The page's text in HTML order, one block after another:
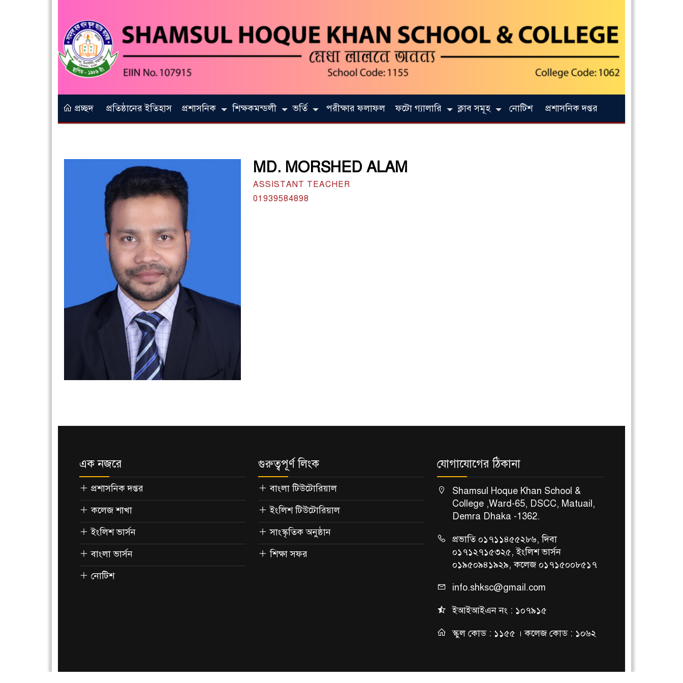
প্রচ্ছদ প্রতিষ্ঠানের ইতিহাস প্রশাসনিক শিক্ষকমন্ডলী ভর্তি পরীক্ষার ফলাফল ফটো গ্যালারি ক্লাব সমূহ নোটিশ প্রশাসনিক দপ্তর
MD. MORSHED ALAM
ASSISTANT TEACHER
01939584898
এক নজরে
প্রশাসনিক দপ্তর
কলেজ শাখা
ইংলিশ ভার্সন
বাংলা ভার্সন
নোটিশ
গুরুত্বপূর্ণ লিংক
বাংলা টিউটোরিয়াল
ইংলিশ টিউটোরিয়াল
সাংস্কৃতিক অনুষ্ঠান
শিক্ষা সফর
যোগাযোগের ঠিকানা
Shamsul Hoque Khan School &
College ,Ward-65, DSCC, Matuail,
Demra Dhaka -1362.
প্রভাতি ০১৭১১৪৫৫২৮৬, দিবা
০১৭১২৭১৫৩২৫, ইংলিশ ভার্সন
০১৯৫০৯৪১৯২৯, কলেজ ০১৭১৫০০৮৫১৭
info.shksc@gmail.com
ইআইআইএন নং : ১০৭৯১৫
স্কুল কোড : ১১৫৫ । কলেজ কোড : ১০৬২